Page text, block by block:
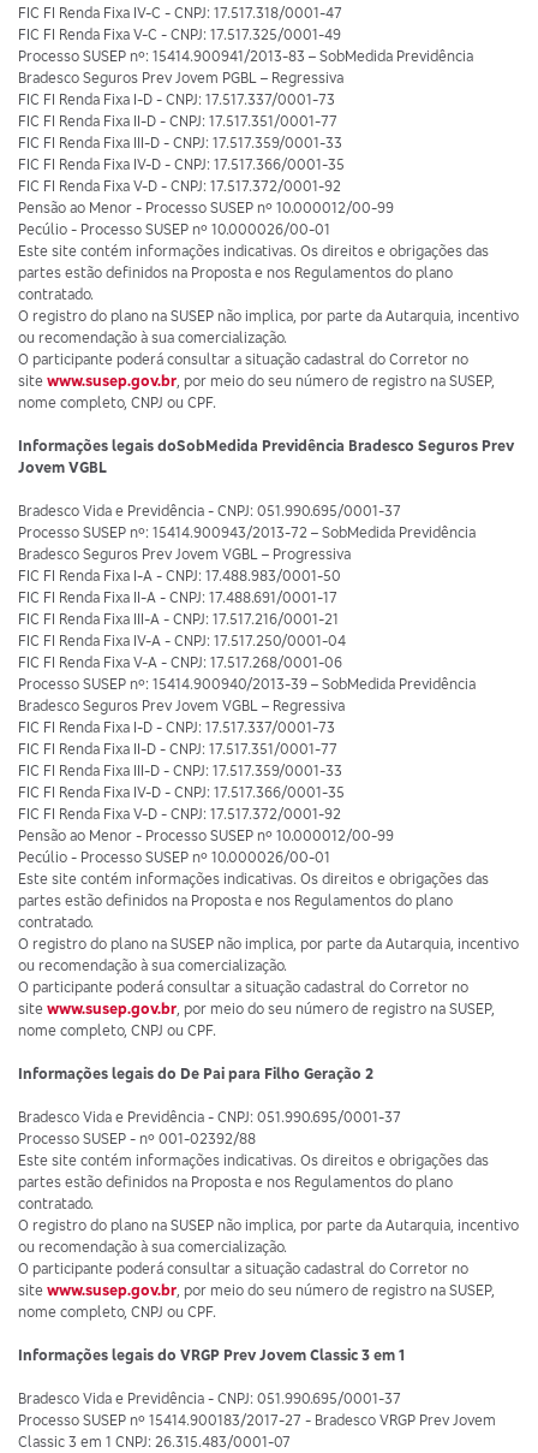
FIC FI Renda Fixa IV-C - CNPJ: 17.517.318/0001-47
FIC FI Renda Fixa V-C - CNPJ: 17.517.325/0001-49
Processo SUSEP nº: 15414.900941/2013-83 – SobMedida Previdência
Bradesco Seguros Prev Jovem PGBL – Regressiva
FIC FI Renda Fixa I-D - CNPJ: 17.517.337/0001-73
FIC FI Renda Fixa II-D - CNPJ: 17.517.351/0001-77
FIC FI Renda Fixa III-D - CNPJ: 17.517.359/0001-33
FIC FI Renda Fixa IV-D - CNPJ: 17.517.366/0001-35
FIC FI Renda Fixa V-D - CNPJ: 17.517.372/0001-92
Pensão ao Menor - Processo SUSEP nº 10.000012/00-99
Pecúlio - Processo SUSEP nº 10.000026/00-01
Este site contém informações indicativas. Os direitos e obrigações das
partes estão definidos na Proposta e nos Regulamentos do plano
contratado.
O registro do plano na SUSEP não implica, por parte da Autarquia, incentivo
ou recomendação à sua comercialização.
O participante poderá consultar a situação cadastral do Corretor no
site www.susep.gov.br, por meio do seu número de registro na SUSEP,
nome completo, CNPJ ou CPF.
Informações legais doSobMedida Previdência Bradesco Seguros Prev
Jovem VGBL
Bradesco Vida e Previdência - CNPJ: 051.990.695/0001-37
Processo SUSEP nº: 15414.900943/2013-72 – SobMedida Previdência
Bradesco Seguros Prev Jovem VGBL – Progressiva
FIC FI Renda Fixa I-A - CNPJ: 17.488.983/0001-50
FIC FI Renda Fixa II-A - CNPJ: 17.488.691/0001-17
FIC FI Renda Fixa III-A - CNPJ: 17.517.216/0001-21
FIC FI Renda Fixa IV-A - CNPJ: 17.517.250/0001-04
FIC FI Renda Fixa V-A - CNPJ: 17.517.268/0001-06
Processo SUSEP nº: 15414.900940/2013-39 – SobMedida Previdência
Bradesco Seguros Prev Jovem VGBL – Regressiva
FIC FI Renda Fixa I-D - CNPJ: 17.517.337/0001-73
FIC FI Renda Fixa II-D - CNPJ: 17.517.351/0001-77
FIC FI Renda Fixa III-D - CNPJ: 17.517.359/0001-33
FIC FI Renda Fixa IV-D - CNPJ: 17.517.366/0001-35
FIC FI Renda Fixa V-D - CNPJ: 17.517.372/0001-92
Pensão ao Menor - Processo SUSEP nº 10.000012/00-99
Pecúlio - Processo SUSEP nº 10.000026/00-01
Este site contém informações indicativas. Os direitos e obrigações das
partes estão definidos na Proposta e nos Regulamentos do plano
contratado.
O registro do plano na SUSEP não implica, por parte da Autarquia, incentivo
ou recomendação à sua comercialização.
O participante poderá consultar a situação cadastral do Corretor no
site www.susep.gov.br, por meio do seu número de registro na SUSEP,
nome completo, CNPJ ou CPF.
Informações legais do De Pai para Filho Geração 2
Bradesco Vida e Previdência - CNPJ: 051.990.695/0001-37
Processo SUSEP - nº 001-02392/88
Este site contém informações indicativas. Os direitos e obrigações das
partes estão definidos na Proposta e nos Regulamentos do plano
contratado.
O registro do plano na SUSEP não implica, por parte da Autarquia, incentivo
ou recomendação à sua comercialização.
O participante poderá consultar a situação cadastral do Corretor no
site www.susep.gov.br, por meio do seu número de registro na SUSEP,
nome completo, CNPJ ou CPF.
Informações legais do VRGP Prev Jovem Classic 3 em 1
Bradesco Vida e Previdência - CNPJ: 051.990.695/0001-37
Processo SUSEP nº 15414.900183/2017-27 - Bradesco VRGP Prev Jovem
Classic 3 em 1 CNPJ: 26.315.483/0001-07